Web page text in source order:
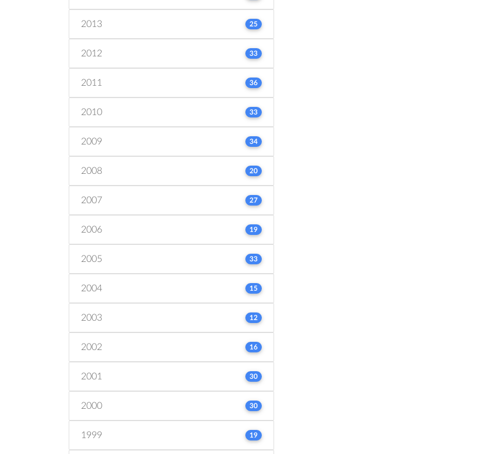
2013 25
2012 33
2011 36
2010 33
2009 34
2008 20
2007 27
2006 19
2005 33
2004 15
2003 12
2002 16
2001 30
2000 30
1999 19